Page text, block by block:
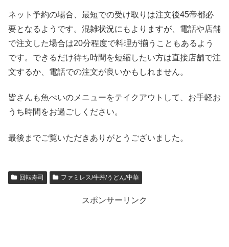
ネット予約の場合、最短での受け取りは注文後45帝都必
要となるようです。混雑状況にもよりますが、電話や店舗
で注文した場合は20分程度で料理が揃うこともあるよう
です。できるだけ待ち時間を短縮したい方は直接店舗で注
文するか、電話での注文が良いかもしれません。
皆さんも魚べいのメニューをテイクアウトして、お手軽お
うち時間をお過ごしください。
最後までご覧いただきありがとうございました。
回転寿司 ファミレス/牛丼/うどん/中華
スポンサーリンク